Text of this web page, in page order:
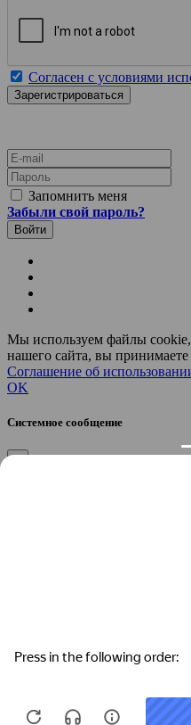
Согласен с условиями
E-mail
Пароль
Запомнить меня
Забыли свой пароль?
Мы используем файлы
нашего сайта, вы принимаете
Соглашение об
OK
Системное сообщение
×
Вы желаете привязать эту